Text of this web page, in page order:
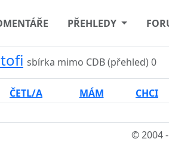
PŘEHLEDY
sbírka mimo CDB (přehled) 0
ČETL/A MÁM CHCI
© 2004